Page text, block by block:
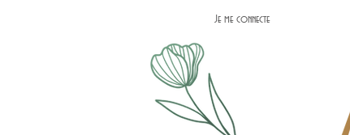
Je me connecte